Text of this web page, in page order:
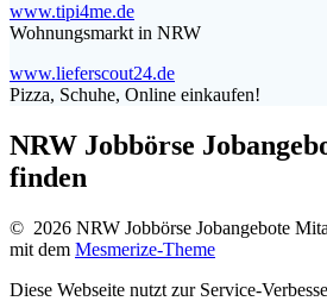
www.tipi4me.de
Wohnungsmarkt in NRW
www.lieferscout24.de
Pizza, Schuhe, Online einkaufen!
NRW Jobbörse
finden
© 2026 NRW Jobbörse Jobangebote
mit dem Mesmerize-Theme
Diese Webseite nutzt zur Service-